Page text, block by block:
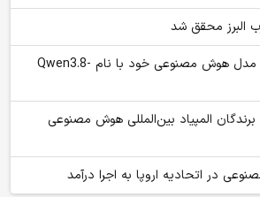
علی‌بابا از قدرتمندترین مدل هوش مصنوعی خود با نام Qwen3.8-
المپیاد بین‌المللی هوش مصنوعی
در اتحادیه اروپا به اجرا درآمد